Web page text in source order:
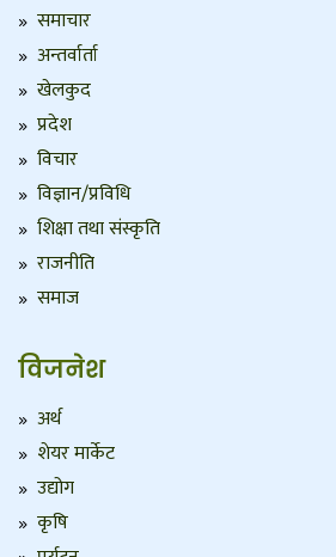
समाचार
अन्तर्वार्ता
खेलकुद
प्रदेश
विचार
विज्ञान/प्रविधि
शिक्षा तथा संस्कृति
राजनीति
समाज
विजनेश
अर्थ
शेयर मार्केट
उद्योग
कृषि